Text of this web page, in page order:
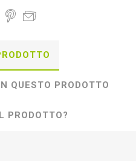
QUESTO PRODOTTO
PRODOTTO?